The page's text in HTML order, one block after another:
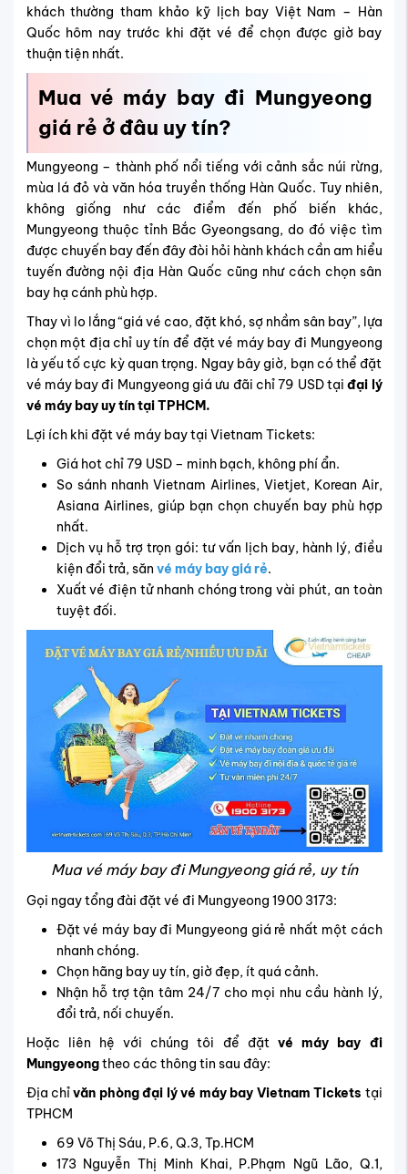
khách thường tham khảo kỹ lịch bay Việt Nam – Hàn
Quốc hôm nay trước khi đặt vé để chọn được giờ bay
thuận tiện nhất.
Mua vé máy bay đi Mungyeong
giá rẻ ở đâu uy tín?
Mungyeong – thành phố nổi tiếng với cảnh sắc núi rừng,
mùa lá đỏ và văn hóa truyền thống Hàn Quốc. Tuy nhiên,
không giống như các điểm đến phố biến khác,
Mungyeong thuộc tỉnh Bắc Gyeongsang, do đó việc tìm
được chuyến bay đến đây đòi hỏi hành khách cần am hiểu
tuyến đường nội địa Hàn Quốc cũng như cách chọn sân
bay hạ cánh phù hợp.
Thay vì lo lắng “giá vé cao, đặt khó, sợ nhầm sân bay”, lựa
chọn một địa chỉ uy tín để đặt vé máy bay đi Mungyeong
là yếu tố cực kỳ quan trọng. Ngay bây giờ, bạn có thể đặt
vé máy bay đi Mungyeong giá ưu đãi chỉ 79 USD tạiđại lý
vé máy bay uy tín tại TPHCM.
Lợi ích khi đặt vé máy bay tại Vietnam Tickets:
Giá hot chỉ 79 USD – minh bạch, không phí ẩn.
So sánh nhanh Vietnam Airlines, Vietjet, Korean Air,
Asiana Airlines, giúp bạn chọn chuyến bay phù hợp
nhất.
Dịch vụ hỗ trợ trọn gói: tư vấn lịch bay, hành lý, điều
kiện đổi trả, săn vé máy bay giá rẻ.
Xuất vé điện tử nhanh chóng trong vài phút, an toàn
tuyệt đối.
Mua vé máy bay đi Mungyeong giá rẻ, uy tín
Gọi ngay tổng đài đặt vé đi Mungyeong 1900 3173:
Đặt vé máy bay đi Mungyeong giá rẻ nhất một cách
nhanh chóng.
Chọn hãng bay uy tín, giờ đẹp, ít quá cảnh.
Nhận hỗ trợ tận tâm 24/7 cho mọi nhu cầu hành lý,
đổi trả, nối chuyến.
Hoặc liên hệ với chúng tôi để đặt vé máy bay đi
Mungyeongtheo các thông tin sau đây:
Địa chỉvăn phòng đại lý vé máy bay Vietnam Tickets tại
TPHCM
69 Võ Thị Sáu, P.6, Q.3, Tp.HCM
173 Nguyễn Thị Minh Khai, P.Phạm Ngũ Lão, Q.1,